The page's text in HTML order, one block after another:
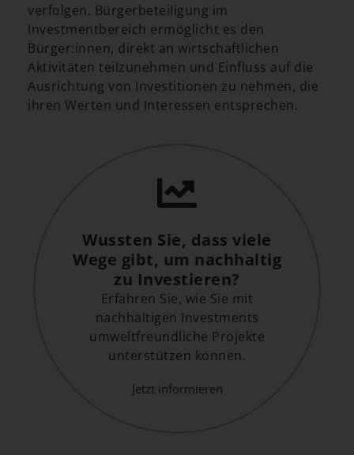
verfolgen. Bürgerbeteiligung im
Investmentbereich ermöglicht es den
Bürger:innen, direkt an wirtschaftlichen
Aktivitäten teilzunehmen und Einfluss auf die
Ausrichtung von Investitionen zu nehmen, die
ihren Werten und Interessen entsprechen.
Wussten Sie, dass viele
Wege gibt, um nachhaltig
zu Investieren?
Erfahren Sie, wie Sie mit
nachhaltigen Investments
umweltfreundliche Projekte
unterstützen können.
Jetzt informieren